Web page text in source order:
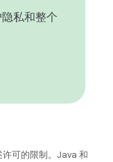
私和整个
许可的限制。Java 和